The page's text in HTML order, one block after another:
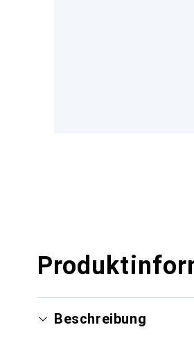
Beschreibung